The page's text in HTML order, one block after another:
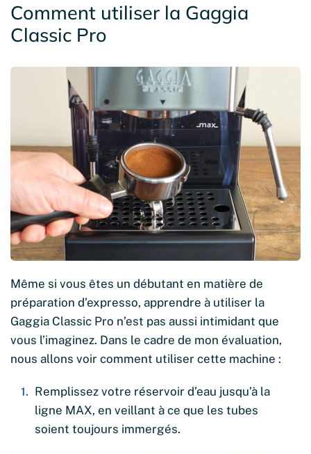
Comment utiliser la Gaggia
Classic Pro
Même si vous êtes un débutant en matière de
préparation d’expresso, apprendre à utiliser la
Gaggia Classic Pro n’est pas aussi intimidant que
vous l’imaginez. Dans le cadre de mon évaluation,
nous allons voir comment utiliser cette machine :
Remplissez votre réservoir d’eau jusqu’à la
ligne MAX, en veillant à ce que les tubes
soient toujours immergés.